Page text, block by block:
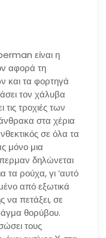
είναι η
αφορά τη
και τα φορτηγά
τον χάλυβα
τροχιές των
στα χέρια
σε όλα τα
μόνο μια
δηλώνεται
τα ρούχα, γι ‘αυτό
από εξωτικά
να πετάξει, σε
θορύβου.
τους